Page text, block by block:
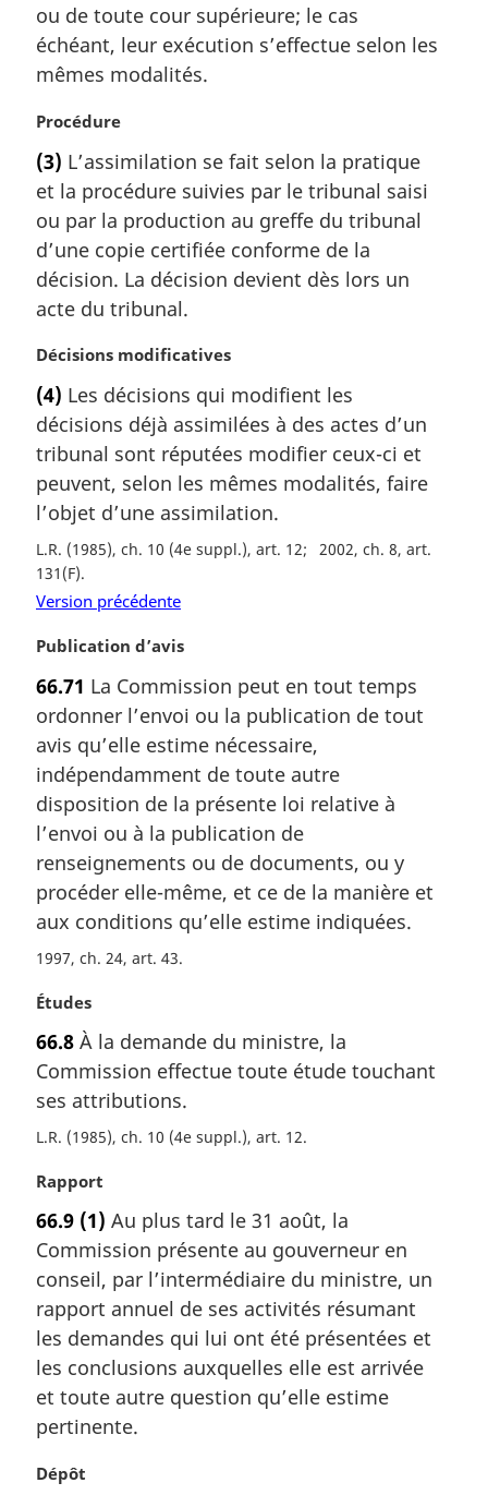
a
g
i
a
l
e
:
ou de toute cour supérieure; le cas
échéant, leur exécution s’effectue selon les
mêmes modalités.
N
t
e
m
a
g
i
a
l
e
:
Procédure
(3) L’assimilation se fait selon la pratique
et la procédure suivies par le tribunal saisi
ou par la production au greffe du tribunal
d’une copie certifiée conforme de la
décision. La décision devient dès lors un
acte du tribunal.
N
t
e
m
a
r
g
i
n
a
e
Décisions modificatives
(4) Les décisions qui modifient les
décisions déjà assimilées à des actes d’un
tribunal sont réputées modifier ceux-ci et
peuvent, selon les mêmes modalités, faire
l’objet d’une assimilation.
L.R. (1985), ch. 10 (4e suppl.), art. 12
2002, ch. 8, art.
131(F)
Version précédente
N
t
e
m
a
g
i
n
a
l
e
:
Publication d’avis
66.71 La Commission peut en tout temps
ordonner l’envoi ou la publication de tout
avis qu’elle estime nécessaire,
indépendamment de toute autre
disposition de la présente loi relative à
l’envoi ou à la publication de
renseignements ou de documents, ou y
procéder elle-même, et ce de la manière et
aux conditions qu’elle estime indiquées.
1997, ch. 24, art. 43
N
t
e
m
r
i
n
a
e
:
Études
66.8 À la demande du ministre, la
Commission effectue toute étude touchant
ses attributions.
L.R. (1985), ch. 10 (4e suppl.), art. 12
N
t
e
m
a
g
i
n
a
l
e
Rapport
66.9 (1) Au plus tard le 31 août, la
Commission présente au gouverneur en
conseil, par l’intermédiaire du ministre, un
rapport annuel de ses activités résumant
les demandes qui lui ont été présentées et
les conclusions auxquelles elle est arrivée
et toute autre question qu’elle estime
pertinente.
N
Dépôt